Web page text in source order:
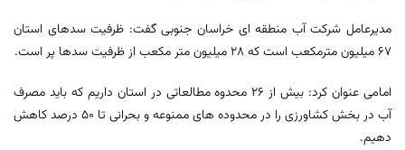
مدیرعامل شرکت آب منطقه ای خراسان جنوبی گفت: ظرفیت سدهای استان
۶۷ میلیون مترمکعب است که ۲۸ میلیون متر مکعب از ظرفیت سدها پر است.
امامی عنوان کرد: بیش از ۲۶ محدوه مطالعاتی در استان داریم که باید مصرف
آب در بخش کشاورزی را در محدوده های ممنوعه و بحرانی تا ۵۰ درصد کاهش
دهیم.